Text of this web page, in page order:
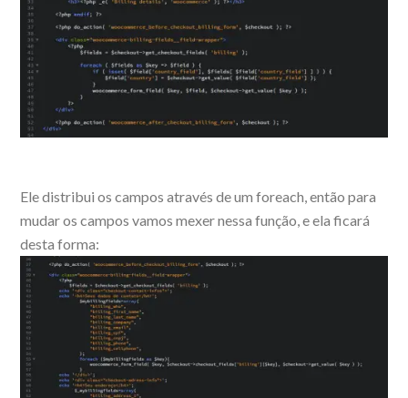
Ele distribui os campos através de um foreach, então para
mudar os campos vamos mexer nessa função, e ela ficará
desta forma: